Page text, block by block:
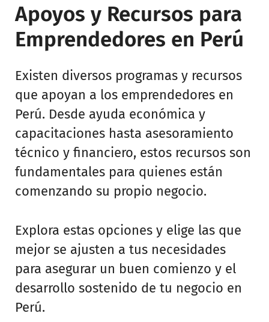
Apoyos y Recursos para
Emprendedores en Perú
Existen diversos programas y recursos
que apoyan a los emprendedores en
Perú. Desde ayuda económica y
capacitaciones hasta asesoramiento
técnico y financiero, estos recursos son
fundamentales para quienes están
comenzando su propio negocio.
Explora estas opciones y elige las que
mejor se ajusten a tus necesidades
para asegurar un buen comienzo y el
desarrollo sostenido de tu negocio en
Perú.